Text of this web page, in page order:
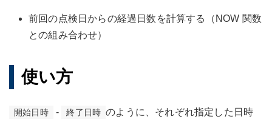
前回の点検日からの経過日数を計算する（NOW 関数
との組み合わせ）
使い方
開始日時 - 終了日時 のように、それぞれ指定した日時